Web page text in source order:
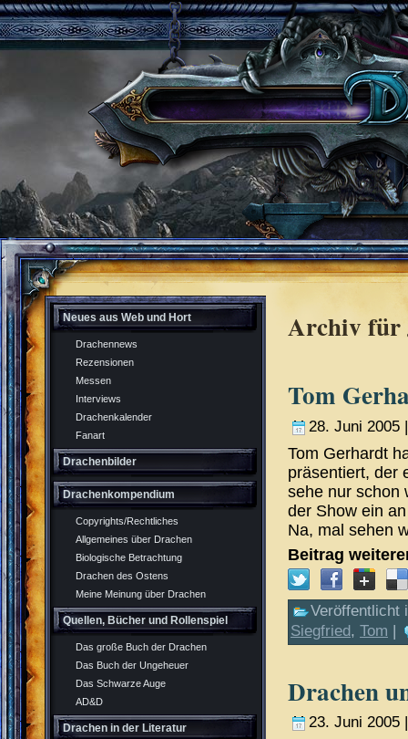
Neues aus Web und Hort
Drachennews
Rezensionen
Messen
Interviews
Drachenkalender
Fanart
Drachenbilder
Drachenkompendium
Copyrights/Rechtliches
Allgemeines über Drachen
Biologische Betrachtung
Drachen des Ostens
Meine Meinung über Drachen
Quellen, Bücher und Rollenspiel
Das große Buch der Drachen
Das Buch der Ungeheuer
Das Schwarze Auge
AD&D
Drachen in der Literatur
Archiv für
Tom
28. Juni 2005
Tom Gerhardt
präsentiert, der
sehe nur schon
der Show ein
Na, mal sehen
Beitrag
Veröffentlicht
Siegfried, Tom |
Drachen
23. Juni 2005